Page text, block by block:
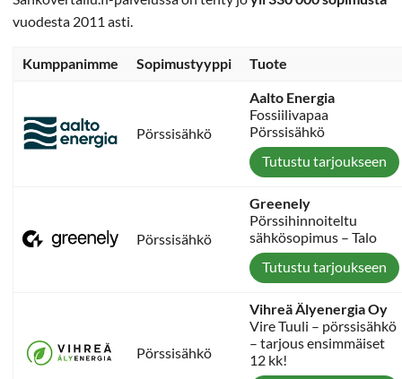
vuodesta 2011 asti.
Kumppanimme Sopimustyyppi Tuote
Pörssisähkö
Aalto Energia
Fossiilivapaa
Pörssisähkö
Tutustu tarjoukseen
Pörssisähkö
Greenely
Pörssihinnoiteltu
sähkösopimus – Talo
Tutustu tarjoukseen
Pörssisähkö
Vihreä Älyenergia Oy
Vire Tuuli – pörssisähkö
– tarjous ensimmäiset
12 kk!